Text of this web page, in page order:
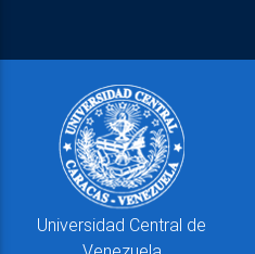
Universidad Central de